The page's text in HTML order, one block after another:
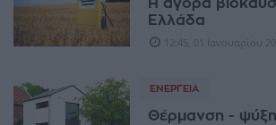
Η αγορά
Ελλάδα
12:45, 01 Ιανουαρίου
ΕΝΈΡΓΕΙΑ
Θέρμανση - ψύξη